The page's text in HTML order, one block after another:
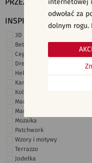
PRZEZNACZENIE
INSPIRACJE
3D i struktury
Beton
Cegiełki
Drewno
Heksagonalne
Kamień
Kolor
Marmur
Marokańskie
Mozaika
Patchwork
Wzory i motywy
Terrazzo
Jodełka
internetowej
odwołać za
dolnym rogu.